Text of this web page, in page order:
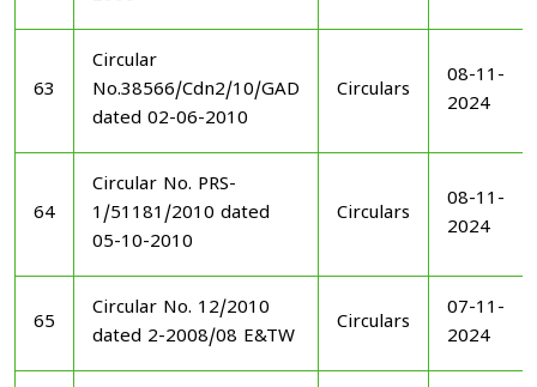
63
Circular
No.38566/Cdn2/10/GAD
dated 02-06-2010
Circulars
08-11-
2024
64
Circular No. PRS-
1/51181/2010 dated
05-10-2010
Circulars
08-11-
2024
65
Circular No. 12/2010
dated 2-2008/08 E&TW
Circulars
07-11-
2024